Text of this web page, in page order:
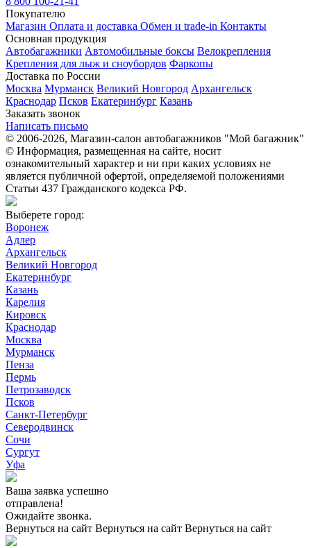
Покупателю
Магазин Оплата и доставка Обмен и trade-in Контакты
Основная продукция
Автобагажники Автомобильные боксы Велокрепления
Крепления для лыж и сноубордов Фаркопы
Доставка по России
Москва Мурманск Великий Новгород Архангельск
Краснодар Псков Екатеринбург Казань
Заказать звонок
Написать письмо
© 2006-2026, Магазин-салон автобагажников "Мой багажник"
© Информация, размещенная на сайте, носит
ознакомительный характер и ни при каких условиях не
является публичной офертой, определяемой положениями
Статьи 437 Гражданского кодекса РФ.
Выберете город:
Воронеж
Адлер
Архангельск
Великий Новгород
Екатеринбург
Казань
Карелия
Кировск
Краснодар
Москва
Мурманск
Пенза
Пермь
Петрозаводск
Псков
Санкт-Петербург
Северодвинск
Сочи
Сургут
Уфа
Ваша заявка успешно
отправлена!
Ожидайте звонка.
Вернуться на сайт Вернуться на сайт Вернуться на сайт